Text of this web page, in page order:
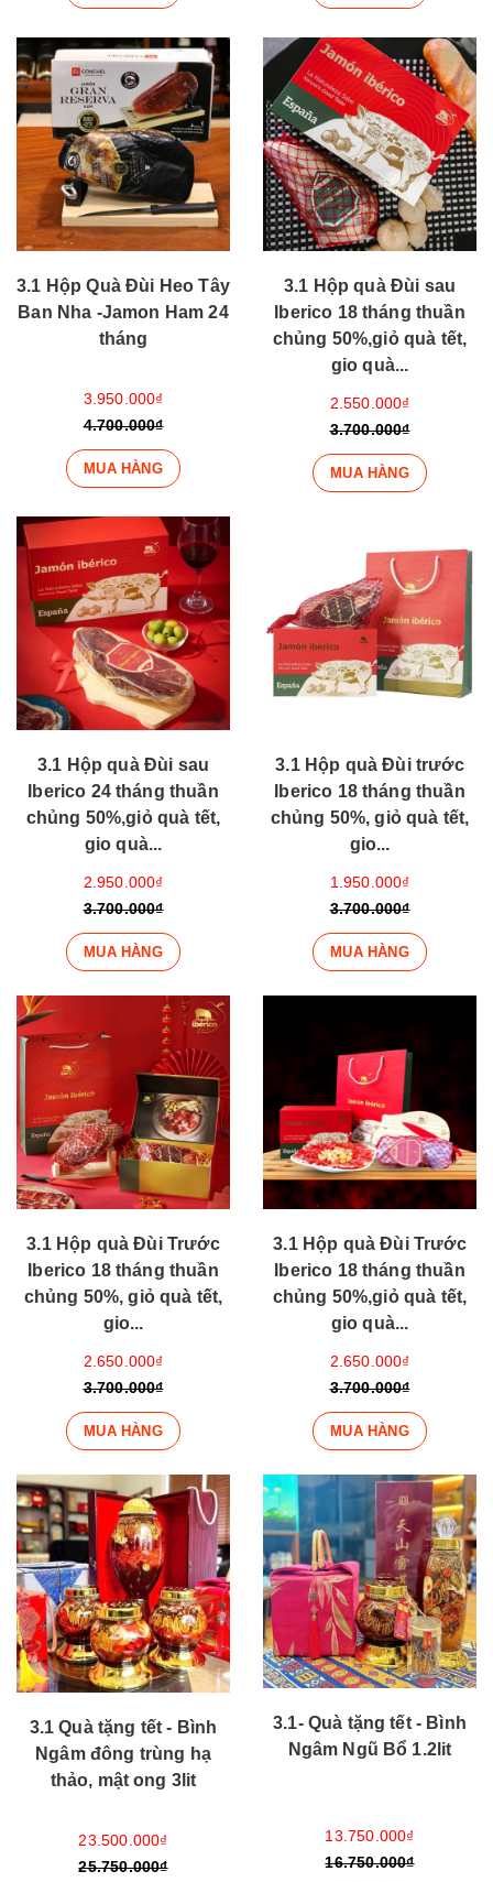
3.1 Hộp Quà Đùi Heo Tây
Ban Nha -Jamon Ham 24
tháng
3.950.000₫
4.700.000₫
MUA HÀNG
3.1 Hộp quà Đùi sau
Iberico 18 tháng thuần
chủng 50%,giỏ quà tết,
gio quà...
2.550.000₫
3.700.000₫
MUA HÀNG
3.1 Hộp quà Đùi sau
Iberico 24 tháng thuần
chủng 50%,giỏ quà tết,
gio quà...
2.950.000₫
3.700.000₫
MUA HÀNG
3.1 Hộp quà Đùi trước
Iberico 18 tháng thuần
chủng 50%, giỏ quà tết,
gio...
1.950.000₫
3.700.000₫
MUA HÀNG
3.1 Hộp quà Đùi Trước
Iberico 18 tháng thuần
chủng 50%, giỏ quà tết,
gio...
2.650.000₫
3.700.000₫
MUA HÀNG
3.1 Hộp quà Đùi Trước
Iberico 18 tháng thuần
chủng 50%,giỏ quà tết,
gio quà...
2.650.000₫
3.700.000₫
MUA HÀNG
3.1 Quà tặng tết - Bình
Ngâm đông trùng hạ
thảo, mật ong 3lit
23.500.000₫
25.750.000₫
3.1- Quà tặng tết - Bình
Ngâm Ngũ Bổ 1.2lit
13.750.000₫
16.750.000₫